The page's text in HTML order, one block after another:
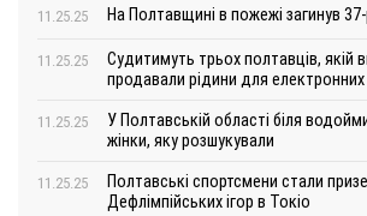
11.25.25 На Полтавщині в пожежі загинув
11.25.25
Судитимуть трьох полтавців, якій
продавали рідини для електронних
11.25.25
У Полтавській області біля
жінки, яку розшукували
11.25.25
Полтавські спортсмени стали
Дефлімпійських ігор в Токіо